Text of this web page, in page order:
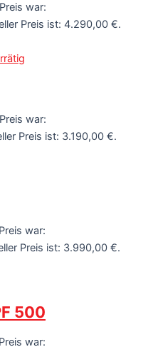
war:
Preis ist: 4.290,00 €.
war:
Preis ist: 3.190,00 €.
war:
Preis ist: 3.990,00 €.
500
war: